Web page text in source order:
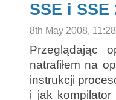
SSE i
8th May 2008,
Przeglądając
natrafiłem na
instrukcji
i jak